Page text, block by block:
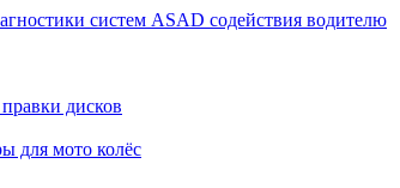
систем ASAD содействия водителю
дисков
для мото колёс